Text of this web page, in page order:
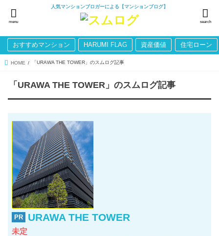
人気マンションブロガーによる【マンションブログ】
search
menu
おすすめマンション HARUMI FLAG 資産価値 住宅ローン
HOME 「URAWA THE TOWER」のスムログ記事
「URAWA THE TOWER」のスムログ記事
URAWA THE TOWER
未定